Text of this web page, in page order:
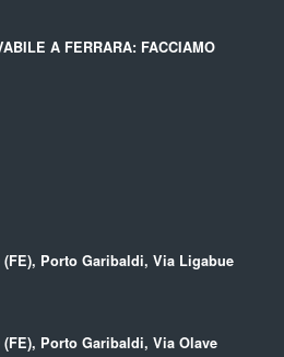
A FERRARA: FACCIAMO
(FE), Porto Garibaldi, Via Ligabue
(FE), Porto Garibaldi, Via Olave